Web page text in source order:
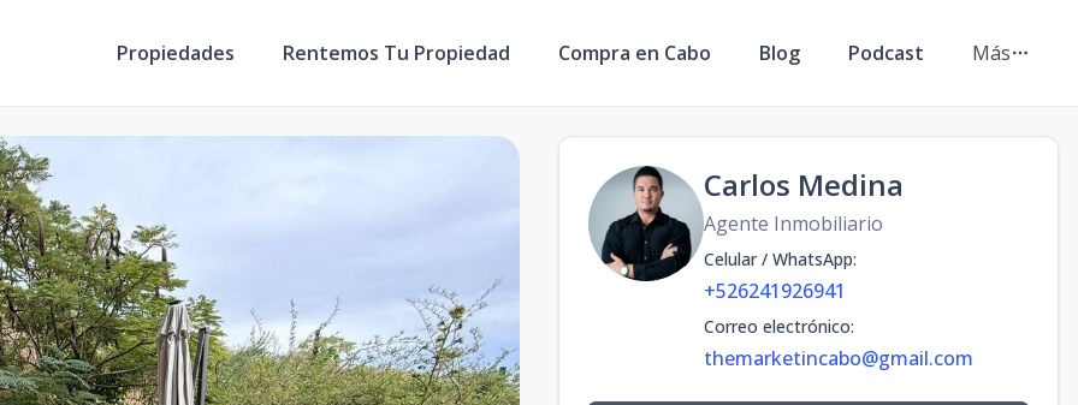
Propiedades Rentemos Tu Propiedad Compra en Cabo Blog Podcast Más
Carlos Medina
Agente Inmobiliario
Celular / WhatsApp:
+526241926941
Correo electrónico:
themarketincabo@gmail.com